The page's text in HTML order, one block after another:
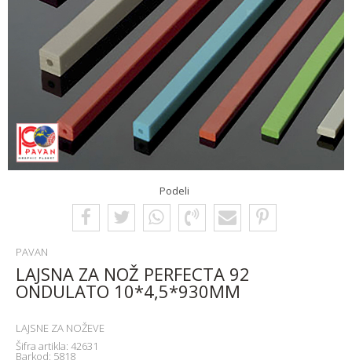
Podeli
PAVAN
LAJSNA ZA NOŽ PERFECTA 92
ONDULATO 10*4,5*930MM
LAJSNE ZA NOŽEVE
Šifra artikla: 42631
Barkod: 5818